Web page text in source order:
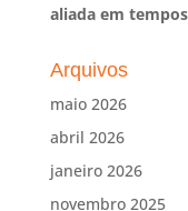
aliada em
Arquivos
maio 2026
abril 2026
janeiro 2026
novembro 2025